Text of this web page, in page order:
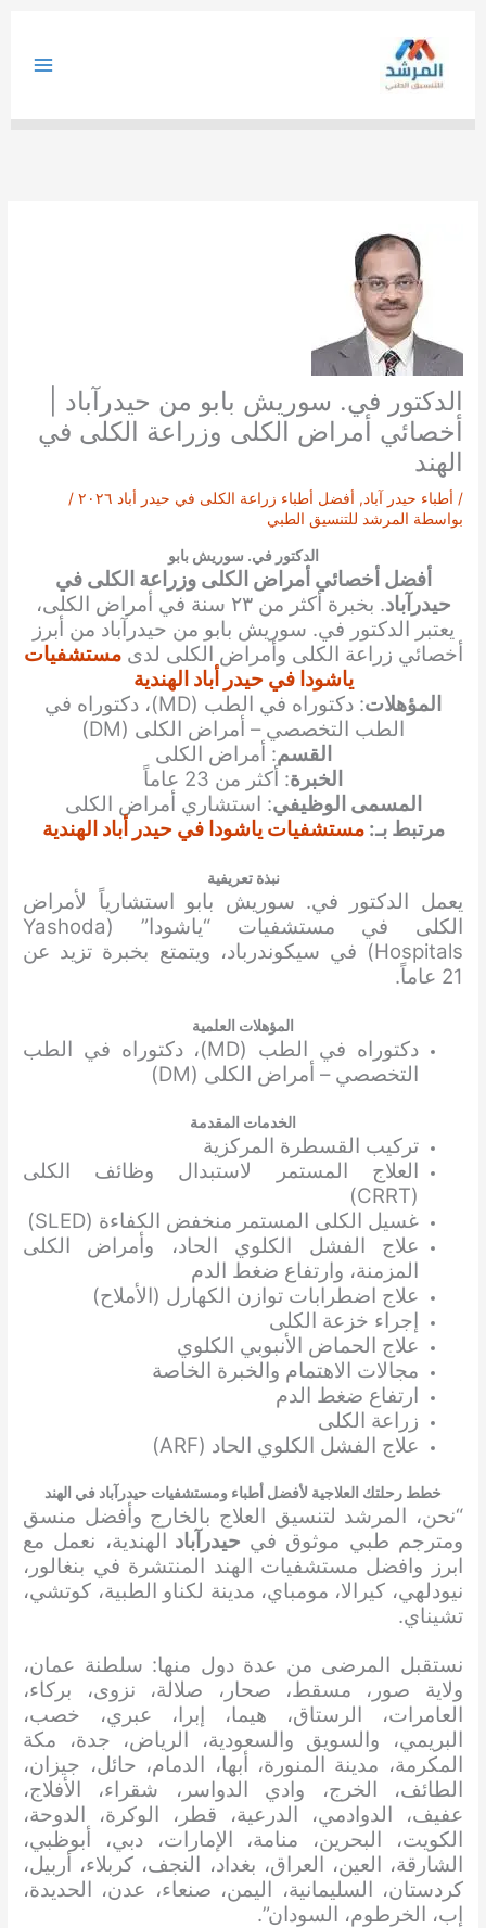
الدكتور في. سوريش بابو من حيدرآباد |
أخصائي أمراض الكلى وزراعة الكلى في
الهند
/ أطباء حيدر آباد, أفضل أطباء زراعة الكلى في حيدر أباد ٢٠٢٦
/
بواسطة المرشد للتنسيق الطبي
الدكتور في. سوريش بابو
أفضل أخصائي أمراض الكلى وزراعة الكلى في
حيدرآباد
. بخبرة أكثر من ٢٣ سنة في أمراض الكلى،
يعتبر الدكتور في. سوريش بابو من حيدرآباد من أبرز
أخصائي زراعة الكلى وأمراض الكلى لدىمستشفيات
ياشودا في حيدر أباد الهندية
المؤهلات
: دكتوراه في الطب (MD)، دكتوراه في
الطب التخصصي – أمراض الكلى (DM)
القسم: أمراض الكلى
الخبرة: أكثر من 23 عاماً
المسمى الوظيفي: استشاري أمراض الكلى
مرتبط بـ:مستشفيات ياشودا في حيدر أباد الهندية
نبذة تعريفية
يعمل الدكتور في. سوريش بابو استشارياً لأمراض
الكلى في مستشفيات “ياشودا” (Yashoda
Hospitals) في سيكوندرباد، ويتمتع بخبرة تزيد عن
21 عاماً.
المؤهلات العلمية
دكتوراه في الطب (MD)، دكتوراه في الطب
التخصصي – أمراض الكلى (DM)
الخدمات المقدمة
تركيب القسطرة المركزية
العلاج المستمر لاستبدال وظائف الكلى
(CRRT)
غسيل الكلى المستمر منخفض الكفاءة (SLED)
علاج الفشل الكلوي الحاد، وأمراض الكلى
المزمنة، وارتفاع ضغط الدم
علاج اضطرابات توازن الكهارل (الأملاح)
إجراء خزعة الكلى
علاج الحماض الأنبوبي الكلوي
مجالات الاهتمام والخبرة الخاصة
ارتفاع ضغط الدم
زراعة الكلى
علاج الفشل الكلوي الحاد (ARF)
خطط رحلتك العلاجية لأفضل أطباء ومستشفيات حيدرآباد في الهند
“نحن، المرشد لتنسيق العلاج بالخارج وأفضل منسق
ومترجم طبي موثوق في حيدرآباد الهندية، نعمل مع
ابرز وافضل مستشفيات الهند المنتشرة في بنغالور،
نيودلهي، كيرالا، مومباي، مدينة لكناو الطبية، كوتشي،
تشيناي.
نستقبل المرضى من عدة دول منها: سلطنة عمان،
ولاية صور، مسقط، صحار، صلالة، نزوى، بركاء،
العامرات، الرستاق، هيما، إبرا، عبري، خصب،
البريمي، والسويق والسعودية، الرياض، جدة، مكة
المكرمة، مدينة المنورة، أبها، الدمام، حائل، جيزان،
الطائف، الخرج، وادي الدواسر، شقراء، الأفلاج،
عفيف، الدوادمي، الدرعية، قطر، الوكرة، الدوحة،
الكويت، البحرين، منامة، الإمارات، دبي، أبوظبي،
الشارقة، العين، العراق، بغداد، النجف، كربلاء، أربيل،
كردستان، السليمانية، اليمن، صنعاء، عدن، الحديدة،
إب، الخرطوم، السودان”.